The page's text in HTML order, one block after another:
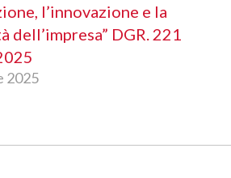
l’innovazione e la
dell’impresa” DGR. 221
2025